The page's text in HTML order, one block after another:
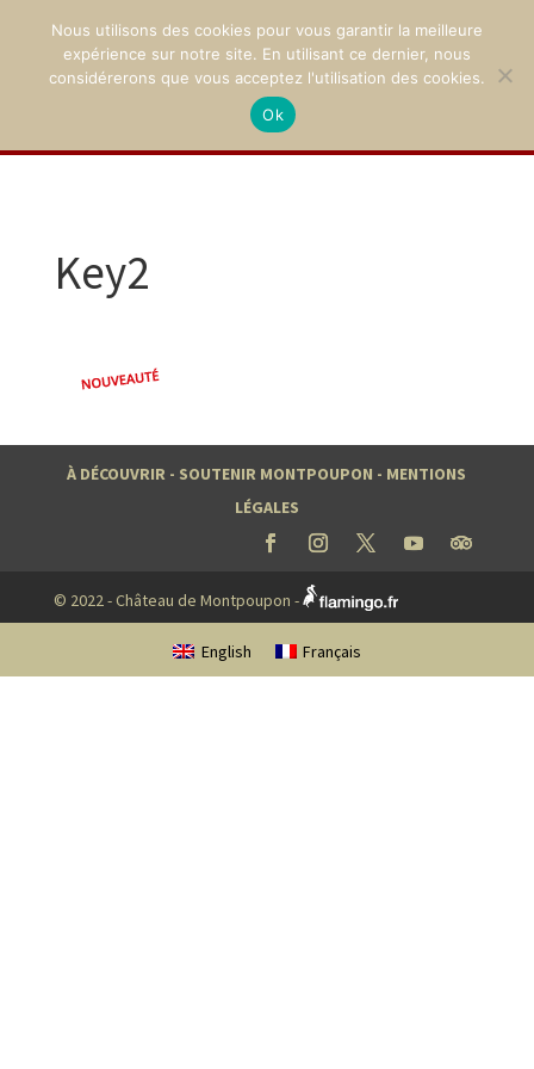
02 47 94 21 15
Key2
À DÉCOUVRIR - SOUTENIR MONTPOUPON - MENTIONS
LÉGALES
© 2022 - Château de Montpoupon -
English Français
Nous utilisons des cookies pour vous garantir la meilleure
expérience sur notre site. En utilisant ce dernier, nous
considérerons que vous acceptez l'utilisation des cookies.
Ok